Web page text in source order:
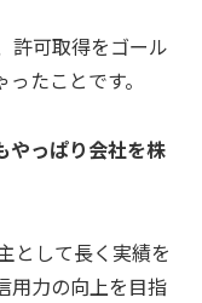
許可取得をゴール
たことです。
やっぱり会社を株
として長く実績を
用力の向上を目指